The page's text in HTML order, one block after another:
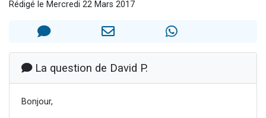
Il reste 49 places pour étudier en groupe sur Zoom
12 nouvelles musiques dans Torah-Box Music
2 personnes viennent de nous rejoindre sur WhatsApp
Rédigé le Mercredi 22 Mars 2017
La question de David P.
Bonjour,